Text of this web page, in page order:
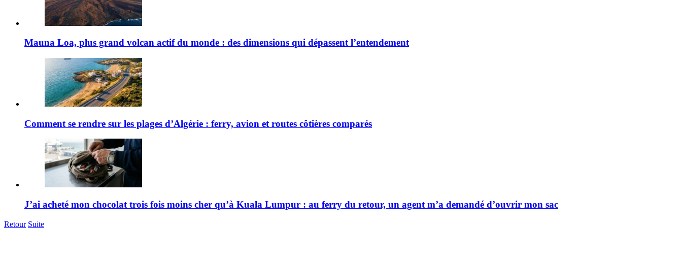
Mauna Loa, plus grand volcan actif du monde : des dimensions qui dépassent l’entendement
Comment se rendre sur les plages d’Algérie : ferry, avion et routes côtières comparés
J’ai acheté mon chocolat trois fois moins cher qu’à Kuala Lumpur : au ferry du retour, un agent m’a demandé d’ouvrir mon sac
Retour Suite